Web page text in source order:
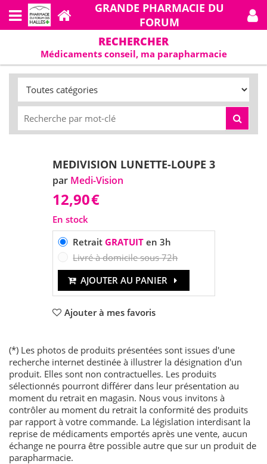
GRANDE PHARMACIE DU
FORUM
RECHERCHER
Médicaments conseil, ma parapharmacie
MEDIVISION LUNETTE-LOUPE 3
par Medi-Vision
12,90€
En stock
RetraitGRATUIT en 3h
Livré à domicile sous 72h
AJOUTER AU PANIER
Ajouter à mes favoris
(*) Les photos de produits présentées sont issues d'une
recherche internet destinée à illustrer la désignation d'un
produit. Elles sont non contractuelles. Les produits
sélectionnés pourront différer dans leur présentation au
moment du retrait en magasin. Nous vous invitons à
contrôler au moment du retrait la conformité des produits
par rapport à votre commande. La législation interdisant la
reprise de médicaments emportés après une vente, aucun
échange ne pourra être possible autre que sur un produit de
parapharmacie.